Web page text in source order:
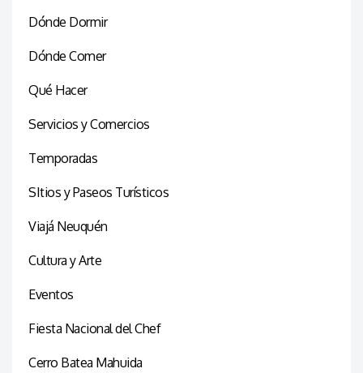
Dónde Dormir
Dónde Comer
Qué Hacer
Servicios y Comercios
Temporadas
SItios y Paseos Turísticos
Viajá Neuquén
Cultura y Arte
Eventos
Fiesta Nacional del Chef
Cerro Batea Mahuida